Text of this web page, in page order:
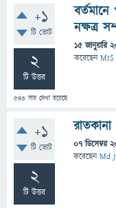
+1
টি ভোট
2
টি উত্তর
543 বার দেখা হয়েছে
নক্ষত্র
15 জানুয়ারি
করেছেনMIS
+1
টি ভোট
2
টি উত্তর
07 ডিসেম্বর
করেছেনMd